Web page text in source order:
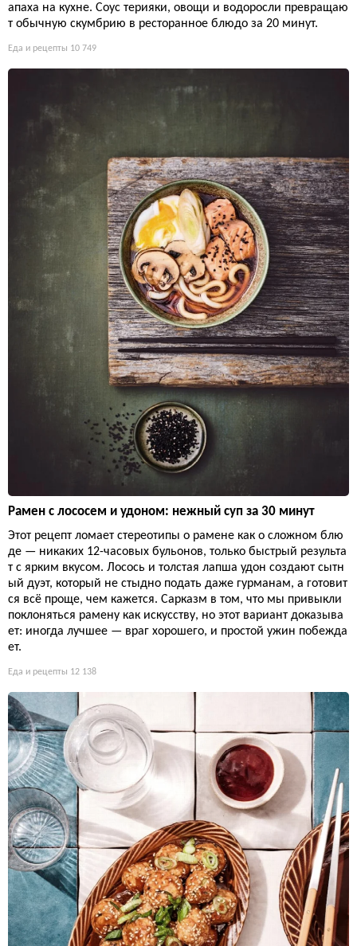
апаха на кухне. Соус терияки, овощи и водоросли превращаю
т обычную скумбрию в ресторанное блюдо за 20 минут.
Еда и рецепты 10 749
Рамен с лососем и удоном: нежный суп за 30 минут
Этот рецепт ломает стереотипы о рамене как о сложном блю
де — никаких 12-часовых бульонов, только быстрый результа
т с ярким вкусом. Лосось и толстая лапша удон создают сытн
ый дуэт, который не стыдно подать даже гурманам, а готовит
ся всё проще, чем кажется. Сарказм в том, что мы привыкли
поклоняться рамену как искусству, но этот вариант доказыва
ет: иногда лучшее — враг хорошего, и простой ужин побежда
ет.
Еда и рецепты 12 138